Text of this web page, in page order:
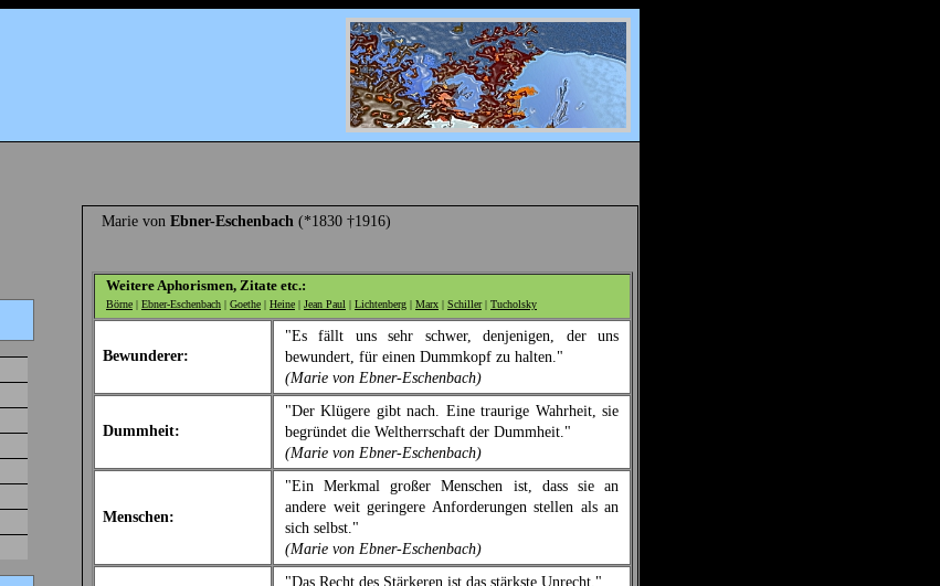
Marie von Ebner-Eschenbach (*1830 †1916)
Weitere Aphorismen, Zitate etc.:
Börne | Ebner-Eschenbach | Goethe | Heine | Jean Paul | Lichtenberg | Marx | Schiller| Tucholsky
Bewunderer:
"Es fällt uns sehr schwer, denjenigen, der uns
bewundert, für einen Dummkopf zu halten."
(Marie von Ebner-Eschenbach)
Dummheit:
"Der Klügere gibt nach. Eine traurige Wahrheit, sie
begründet die Weltherrschaft der Dummheit."
(Marie von Ebner-Eschenbach)
Menschen:
"Ein Merkmal großer Menschen ist, dass sie an
andere weit geringere Anforderungen stellen als an
sich selbst."
(Marie von Ebner-Eschenbach)
"Das Recht des Stärkeren ist das stärkste Unrecht."